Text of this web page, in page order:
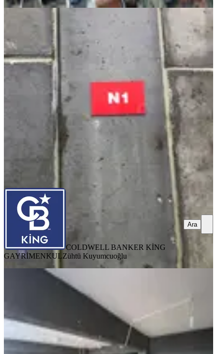
Cb King'den Organize
San.marangozlar St. 3000m2 Kiralık
Dükkan
Balıkesir, Altıeylül
2 Oda
3000 m²·Düz Giriş (Zemin) ·
14.07.2026
350.000 ₺
COLDWELL BANKER KİNG GAYRİMENKUL
Zühtü
Kuyumcuoğlu
COLDWELL BANKER KİNG
GAYRİMENKULZühtü Kuyumcuoğlu
Ara
Re/max İnci'den Atalar Caddesinde
Kiralık Depo
Balıkesir, Altıeylül
1 Oda
Kot 1 (-1). Kat 10.07.2026
17.000 ₺